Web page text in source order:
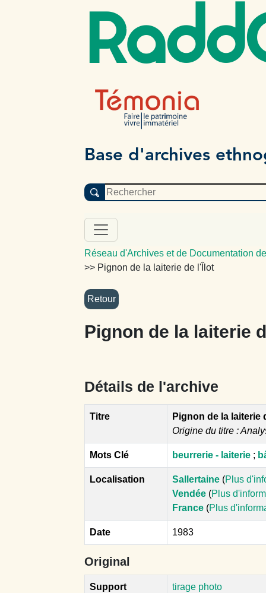
Base d'archives
Réseau d'Archives et de Documentation
>> Pignon de la laiterie de l'Îlot
Pignon de la laiterie
Détails de l'archive
Titre
Pignon de la laiterie
Origine du titre :
Mots Clé beurrerie - laiterie ;
Localisation Sallertaine (Plus
Vendée (Plus
France (Plus
Date 1983
Original
Support
tirage photo